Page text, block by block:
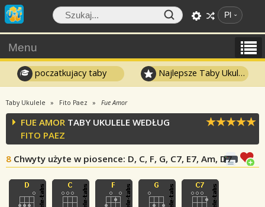
Pl
Menu
poczatkujacy taby Najlepsze Taby Ukulele
Taby Ukulele Fito Paez Fue Amor
FUE AMOR TABY UKULELE WEDŁUG
FITO PAEZ
8 Chwyty użyte w piosence: D, C, F, G, C7, E7, Am, D7